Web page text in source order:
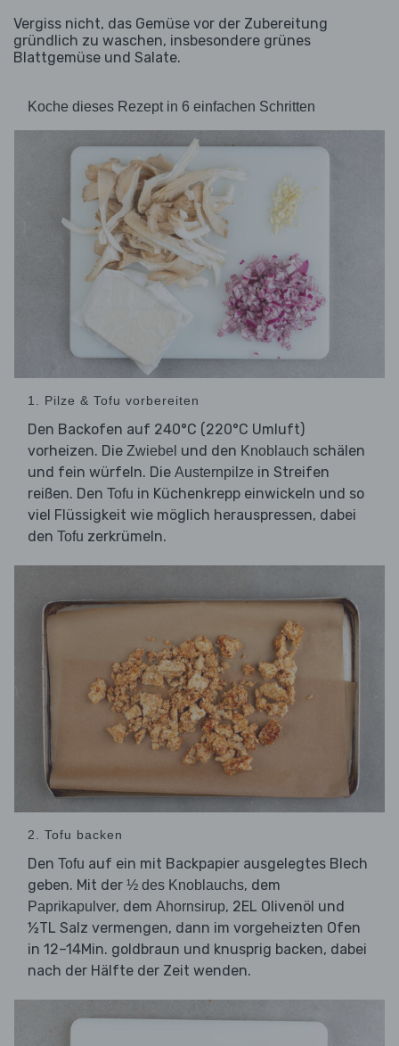
Vergiss nicht, das Gemüse vor der Zubereitung
gründlich zu waschen, insbesondere grünes
Blattgemüse und Salate.
Koche dieses Rezept in 6 einfachen Schritten
1. Pilze & Tofu vorbereiten
Den Backofen auf 240°C (220°C Umluft)
vorheizen. Die Zwiebel und den Knoblauch schälen
und fein würfeln. Die Austernpilze in Streifen
reißen. Den Tofu in Küchenkrepp einwickeln und so
viel Flüssigkeit wie möglich herauspressen, dabei
den Tofu zerkrümeln.
2. Tofu backen
Den Tofu auf ein mit Backpapier ausgelegtes Blech
geben. Mit der ½ des Knoblauchs, dem
Paprikapulver, dem Ahornsirup, 2EL Olivenöl und
½TL Salz vermengen, dann im vorgeheizten Ofen
in 12–14Min. goldbraun und knusprig backen, dabei
nach der Hälfte der Zeit wenden.